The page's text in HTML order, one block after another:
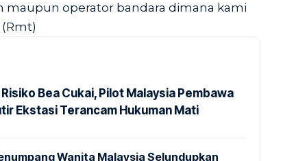
maupun operator bandara dimana kami
Bea Cukai, Pilot Malaysia Pembawa
Ekstasi Terancam Hukuman Mati
Wanita Malaysia Selundupkan